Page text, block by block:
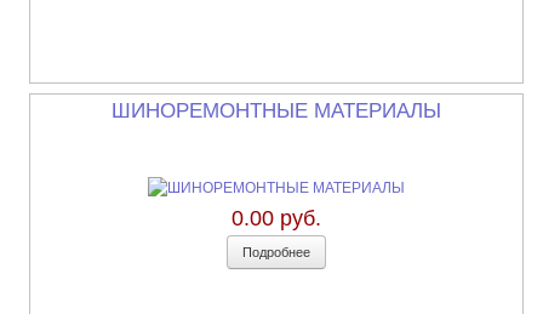
ШИНОРЕМОНТНЫЕ МАТЕРИАЛЫ
0.00 руб.
Подробнее